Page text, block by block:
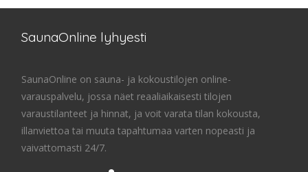
SaunaOnline lyhyesti
SaunaOnline on sauna- ja kokoustilojen online-
varauspalvelu, jossa näet reaaliaikaisesti tilojen
varaustilanteet ja hinnat, ja voit varata tilan kokousta,
illanviettoa tai muuta tapahtumaa varten nopeasti ja
vaivattomasti 24/7.